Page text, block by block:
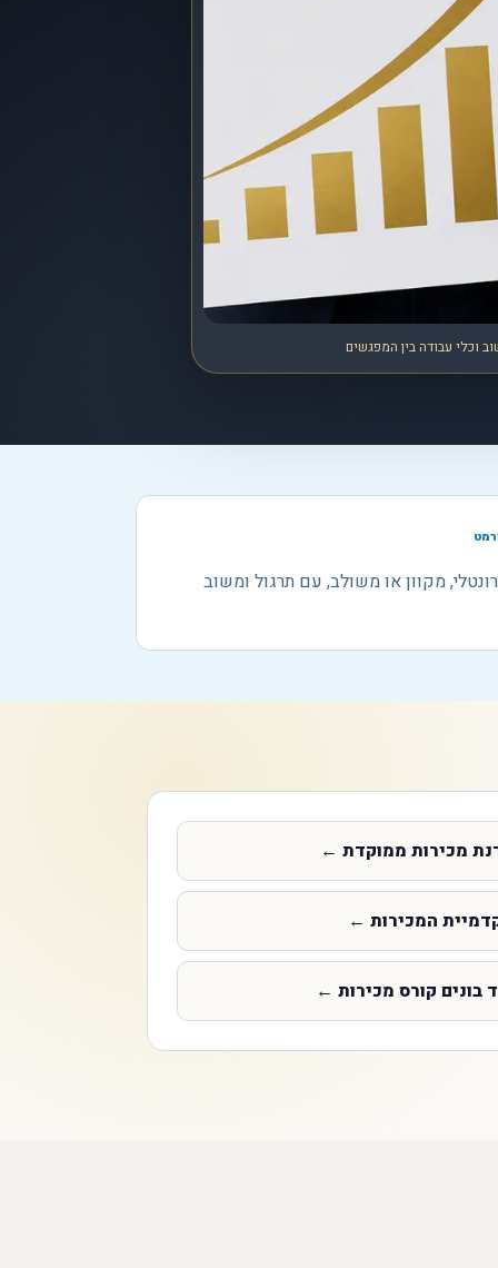
וכלי עבודה בין המפגשים
מקוון או משולב, עם תרגול ומשוב
מכירות ממוקדת ←
המכירות ←
בונים קורס מכירות ←